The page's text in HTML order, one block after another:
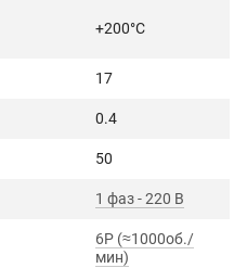
+200°C
17
0.4
50
1 фаз - 220 В
6P (≈1000об./
мин)